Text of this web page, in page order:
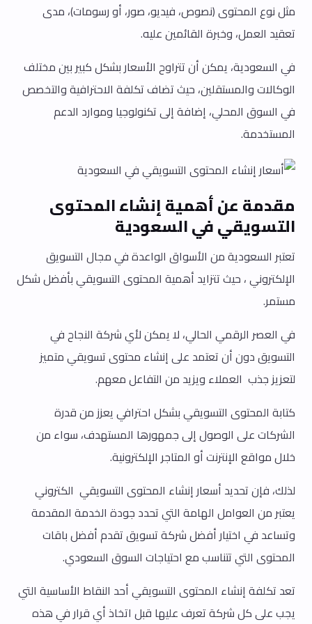
مثل نوع المحتوى (نصوص، فيديو، صور، أو رسومات)، مدى
تعقيد العمل، وخبرة القائمين عليه.
في السعودية، يمكن أن تتراوح الأسعار بشكل كبير بين مختلف
الوكالات والمستقلين، حيث تضاف تكلفة الاحترافية والتخصص
في السوق المحلي، إضافة إلى تكنولوجيا وموارد الدعم
المستخدمة.
مقدمة عن أهمية إنشاء المحتوى
التسويقي في السعودية
تعتبر السعودية من الأسواق الواعدة في مجال التسويق
الإلكتروني ، حيث تتزايد أهمية المحتوى التسويقي بأفضل شكل
مستمر.
في العصر الرقمي الحالي، لا يمكن لأي شركة النجاح في
التسويق دون أن تعتمد على إنشاء محتوى تسويقي متميز
لتعزيز جذب العملاء ويزيد من التفاعل معهم.
كتابة المحتوى التسويقي بشكل احترافي يعزز من قدرة
الشركات على الوصول إلى جمهورها المستهدف، سواء من
خلال مواقع الإنترنت أو المتاجر الإلكترونية.
لذلك، فإن تحديد أسعار إنشاء المحتوى التسويقي الكتروني
يعتبر من العوامل الهامة التي تحدد جودة الخدمة المقدمة
وتساعد في اختيار أفضل شركة تسويق تقدم أفضل باقات
المحتوى التي تتناسب مع احتياجات السوق السعودي.
تعد تكلفة إنشاء المحتوى التسويقي أحد النقاط الأساسية التي
يجب على كل شركة تعرف عليها قبل اتخاذ أي قرار في هذه